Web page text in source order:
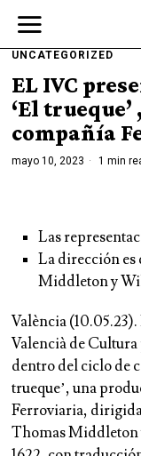
UNCATEGORIZED
EL IVC
‘El trueque’
compañía
mayo 10, 2023 1 min
Las
La dirección es
Middleton y
València
Valencià de
dentro del ciclo de
trueque’, una
Ferroviaria,
Thomas Middleton